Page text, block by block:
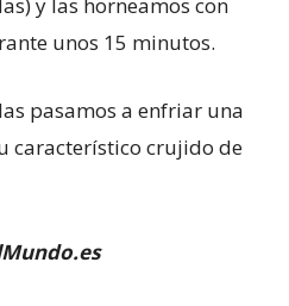
unos 15 minutos.
pasamos a enfriar una
característico crujido de